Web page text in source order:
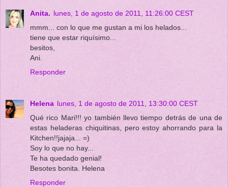
Anita. lunes, 1 de agosto de 2011, 11:26:00 CEST
mmm... con lo que me gustan a mi los helados...
tiene que estar riquísimo...
besitos,
Ani.
Responder
Helena lunes, 1 de agosto de 2011, 13:30:00 CEST
Qué rico Mari!!! yo también llevo tiempo detrás de una de
estas heladeras chiquitinas, pero estoy ahorrando para la
Kitchen!!jajaja... =)
Soy lo que no hay...
Te ha quedado genial!
Besotes bonita. Helena
Responder